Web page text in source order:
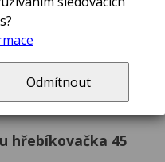
13 460,00 Kč
hřebíkovačka 45
Odmítnout